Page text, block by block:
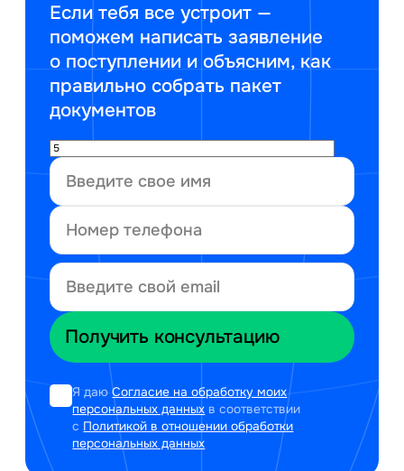
Если тебя все устроит —
поможем написать заявление
о поступлении и объясним, как
правильно собрать пакет
документов
Я даюСогласие на обработку моих
персональных данных в соответствии
с Политикой в отношении обработки
персональных данных